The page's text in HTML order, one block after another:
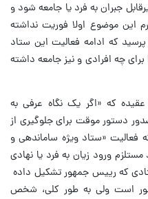
جبران به فرد یا جامعه شود و
این موضوع اولا فوریت نداشته
پرسید که ادامه فعالیت این ستاد
چه افرادی و نیز جامعه داشته
که «اگر یک نگاه عرفی به
دستور موقت برای جلوگیری از
فعالیت «ستاد ویژه ساماندهی و
ورود زیان به فرد یا نهادی
که رییس جمهور تشکیل داده
است ولی به طور کلی، شخص